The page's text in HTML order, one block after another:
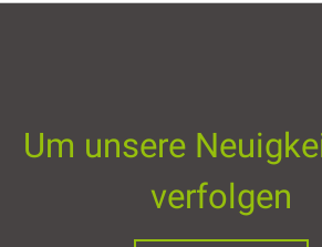
Um unsere
verfolgen